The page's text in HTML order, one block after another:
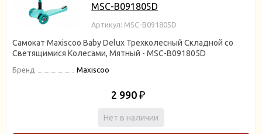
MSC-B091805D
Артикул: MSC-B091805D
Самокат Maxiscoo Baby Delux Трехколесный Складной со
Светящимися Колесами, Мятный - MSC-B091805D
Бренд Maxiscoo
2 990 ₽
Нет в наличии